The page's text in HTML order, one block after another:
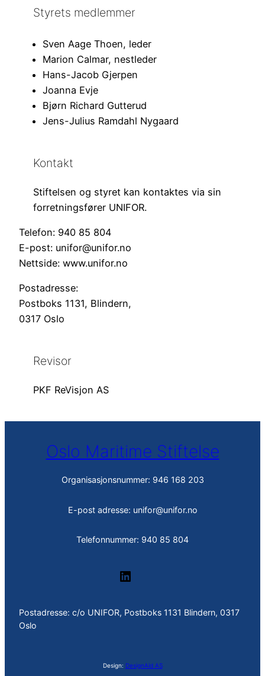
Styrets medlemmer
Sven Aage Thoen, leder
Marion Calmar, nestleder
Hans-Jacob Gjerpen
Joanna Evje
Bjørn Richard Gutterud
Jens-Julius Ramdahl Nygaard
Kontakt
Stiftelsen og styret kan kontaktes via sin
forretningsfører UNIFOR.
Telefon: 940 85 804
E-post: unifor@unifor.no
Nettside: www.unifor.no
Postadresse:
Postboks 1131, Blindern,
0317 Oslo
Revisor
PKF ReVisjon AS
Oslo Maritime Stiftelse
Organisasjonsnummer: 946 168 203
E-post adresse: unifor@unifor.no
Telefonnummer: 940 85 804
LinkedIn
Postadresse: c/o UNIFOR, Postboks 1131 Blindern, 0317
Oslo
Design: DesignAid AS